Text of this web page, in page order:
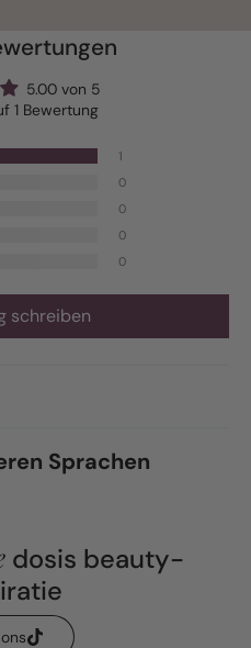
5.00 von 5
1 Bewertung
1
0
0
0
0
schreiben
Sprachen
dosis beauty-